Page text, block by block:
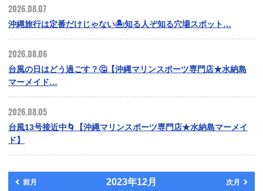
2026.08.07
沖縄旅行は定番だけじゃない🏝️知る人ぞ知る穴場スポット…
2026.08.06
台風の日はどう過ごす？🤔【沖縄マリンスポーツ専門店★水納島
マーメイド…
2026.08.05
台風13号接近中🌀【沖縄マリンスポーツ専門店★水納島マーメイ
ド】
前月 2023年12月 次月